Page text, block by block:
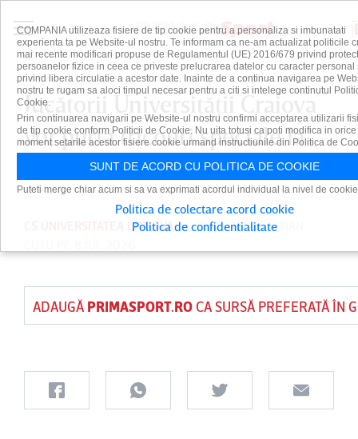
Jucătorii Universităţii Craiova
vor purta tricouri speciale la
meciul cu ML Vitebsk
CS UNIVERSITATEA CRAIOVA PUBLICAT DEDAIAN
ADAUGĂ PRIMASPORT.ROCA SURSĂ PREFERATĂ ÎN
COMPANIA utilizeaza fisiere de tip cookie pentru a personaliza si imbunatati
experienta ta pe Website-ul nostru. Te informam ca ne-am actualizat politicile
mai recente modificari propuse de Regulamentul (UE) 2016/679 privind
persoanelor fizice in ceea ce priveste prelucrarea datelor cu caracter personal
privind libera circulatie a acestor date. Inainte de a continua navigarea pe
nostru te rugam sa aloci timpul necesar pentru a citi si intelege continutul
Cookie.
Prin continuarea navigarii pe Website-ul nostru confirmi acceptarea utilizarii
de tip cookie conform Politicii de Cookie. Nu uita totusi ca poti modifica in orice
moment setarile acestor fisiere cookie urmand instructiunile din Politica de
SUNT DE ACORD CU POLITICA DE COOKIE
Puteti merge chiar acum si sa va exprimati acordul individual la nivel de
Politica de colectare acord cookie
Politica de confidentialitate